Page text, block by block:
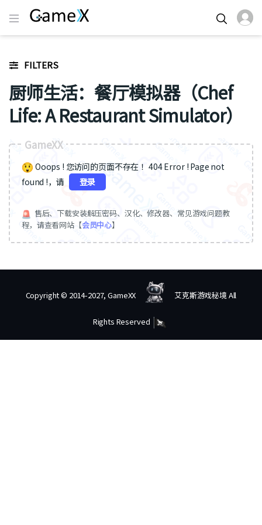
FILTERS
厨师生活：餐厅模拟器（Chef
Life: A Restaurant Simulator）
GameXX
Ooops ! 您访问的页面不存在 ！404 Error ! Page not
found !，请
登录
售后、下载安装解压密码、汉化、修改器、常见游戏问题教
程，请查看网站【会员中心】
Copyright © 2014-2027, GameXX 艾克斯游戏秘境 All
Rights Reserved